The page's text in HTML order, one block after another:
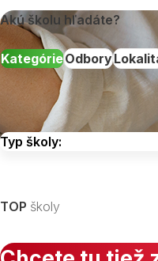
Akú školu hľadáte?
KategórieOdbory
TOP školy